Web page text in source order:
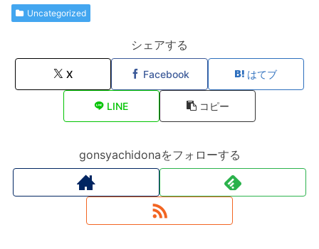
Uncategorized
シェアする
X Facebook はてブ
LINE コピー
gonsyachidonaをフォローする